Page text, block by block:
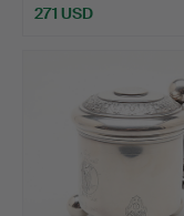
271 USD